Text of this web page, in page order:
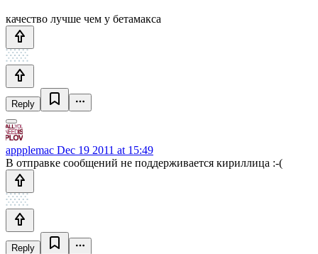
качество лучше чем у бетамакса
Reply
appplemac Dec 19 2011 at 15:49
В отправке сообщений не поддерживается кириллица :-(
Reply